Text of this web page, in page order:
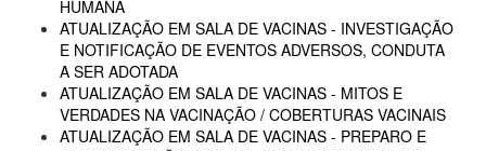
HUMANA
ATUALIZAÇÃO EM SALA DE VACINAS - INVESTIGAÇÃO
E NOTIFICAÇÃO DE EVENTOS ADVERSOS, CONDUTA
A SER ADOTADA
ATUALIZAÇÃO EM SALA DE VACINAS - MITOS E
VERDADES NA VACINAÇÃO / COBERTURAS VACINAIS
ATUALIZAÇÃO EM SALA DE VACINAS - PREPARO E